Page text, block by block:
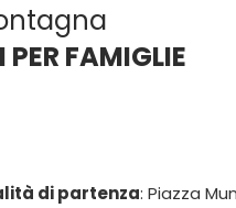
PER FAMIGLIE
di partenza: Piazza